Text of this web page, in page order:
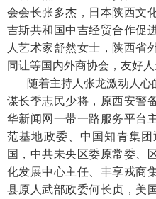
会会长张多杰，日本陕西文
吉斯共和国中吉经贸合作促
人艺术家舒然女士，陕西省
同让等国内外商协会，友
随着主持人张龙激动人
谋长季志民少将，原西安警
华新闻网一带一路服务平台
范基地政委、中国知青集
国，中共未央区委原常委、
化发展中心主任、丰享戎商
县原人武部政委何长贞，美